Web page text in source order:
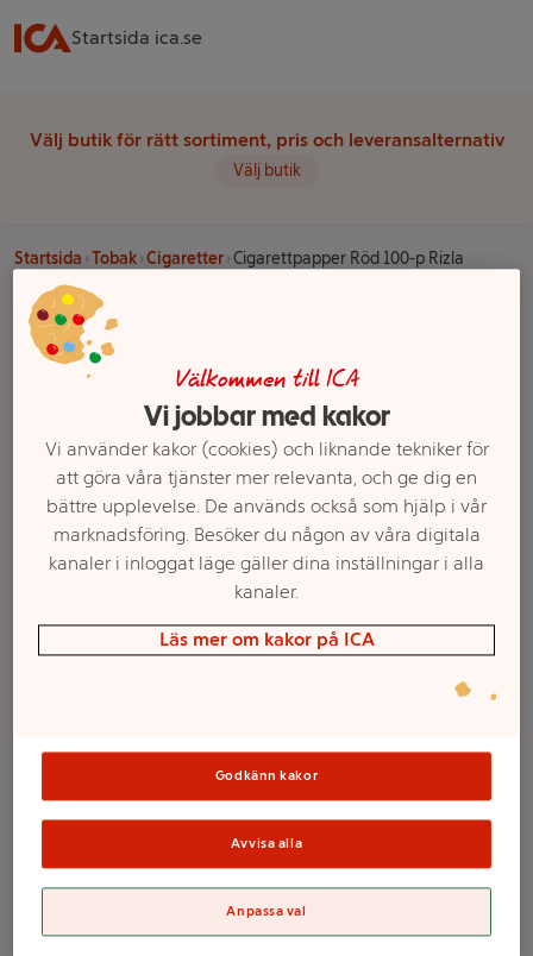
Startsida ica.se
Välj butik för rätt sortiment, pris och leveransalternativ
Välj butik
Startsida Tobak Cigaretter Cigarettpapper Röd 100-p Rizla
Välj butik och handla
Sortimentet kan variera mellan butikerna
Välkommen till ICA
Vi jobbar med kakor
Vi använder kakor (cookies) och liknande tekniker för
att göra våra tjänster mer relevanta, och ge dig en
bättre upplevelse. De används också som hjälp i vår
marknadsföring. Besöker du någon av våra digitala
kanaler i inloggat läge gäller dina inställningar i alla
kanaler.
Läs mer om kakor på ICA
Godkänn kakor
Avvisa alla
Anpassa val